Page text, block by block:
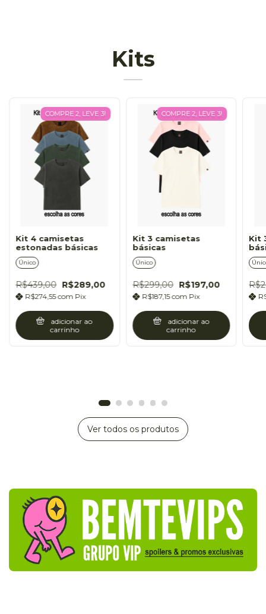
Kits
COMPRE 2, LEVE 3!
Kit 4 camisetas
estonadas básicas
Único
R$439,00 R$289,00
R$274,55com Pix
adicionar ao
carrinho
COMPRE 2, LEVE 3!
Kit 3 camisetas
básicas
Único
R$299,00 R$197,00
R$187,15com Pix
adicionar ao
carrinho
Kit
Ver todos os produtos